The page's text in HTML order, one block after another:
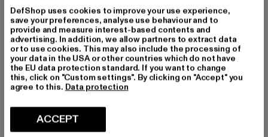
Type huls: Lange mouw
Cut: Oversized
Merk: Urban Classics
Kategori: Tops
Kleur: schwarz
Kleur fabrikant: black
Materiële samenstelling: 100% Katoen
Art.Nr: TB3755-00007
DefShop uses cookies to improve your use experience,
save your preferences, analyse use behaviour and to
provide and measure interest-based contents and
advertising. In addition, we allow partners to extract data
or to use cookies. This may also include the processing of
your data in the USA or other countries which do not have
the EU data protection standard. If you want to change
this, click on "Custom settings". By clicking on "Accept" you
agree to this. Data protection
ACCEPT